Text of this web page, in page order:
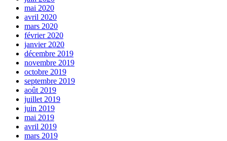
mai 2020
avril 2020
mars 2020
février 2020
janvier 2020
décembre 2019
novembre 2019
octobre 2019
septembre 2019
août 2019
juillet 2019
juin 2019
mai 2019
avril 2019
mars 2019